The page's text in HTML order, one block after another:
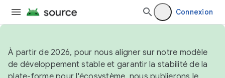
Connexion
À partir de 2026, pour nous aligner sur notre modèle
de développement stable et garantir la stabilité de la